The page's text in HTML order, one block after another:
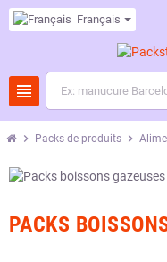
Français
view_headline
chevron_right Packs de produits chevron_right
PACKS